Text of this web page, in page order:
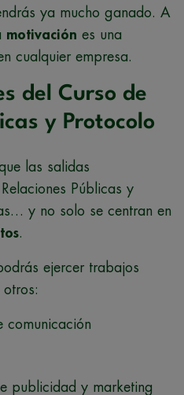
ya mucho ganado. A
motivación es una
cualquier empresa.
del Curso de
y Protocolo
las salidas
Públicas y
y no solo se centran en
.
ejercer trabajos
comunicación
publicidad y marketing